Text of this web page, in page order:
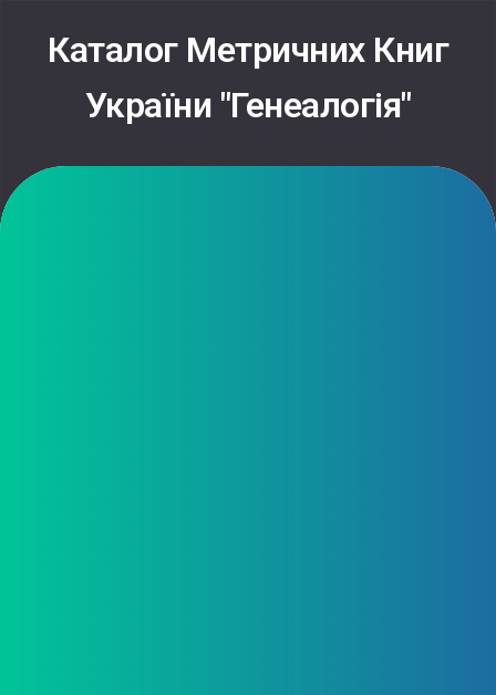
contentКаталог Метричних Книг
України "Генеалогія"